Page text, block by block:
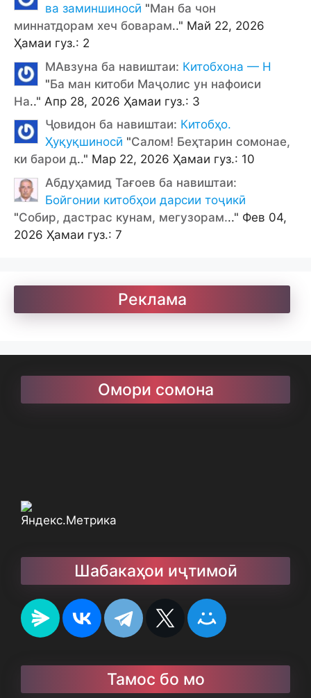
ва заминшиносӣ "Ман ба чон
миннатдорам хеч боварам.." Май 22, 2026
Ҳамаи гуз.: 2
МАвзуна ба навиштаи: Китобхона — Н
"Ба ман китоби Маҷолис ун нафоиси
На.." Апр 28, 2026 Ҳамаи гуз.: 3
Ҷовидон ба навиштаи: Китобҳо.
Ҳуқуқшиносӣ "Салом! Беҳтарин сомонае,
ки барои д.." Мар 22, 2026 Ҳамаи гуз.: 10
Абдуҳамид Тағоев ба навиштаи:
Бойгонии китобҳои дарсии тоҷикӣ
"Собир, дастрас кунам, мегузорам..." Фев 04,
2026 Ҳамаи гуз.: 7
Реклама
Омори сомона
Шабакаҳои иҷтимоӣ
Тамос бо мо